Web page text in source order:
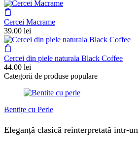
Cercei Macrame
39.00 lei
Cercei din piele naturala Black Coffee
44.00 lei
Categorii de produse populare
Bentițe cu Perle
Eleganță clasicã reinterpretată intr-